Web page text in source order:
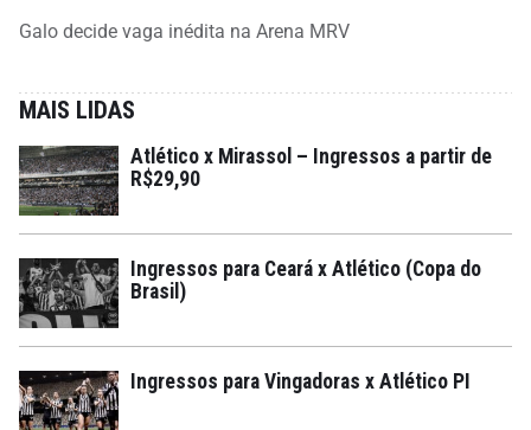
Galo decide vaga inédita na Arena MRV
MAIS LIDAS
Atlético x Mirassol – Ingressos a partir de
R$29,90
Ingressos para Ceará x Atlético (Copa do
Brasil)
Ingressos para Vingadoras x Atlético PI